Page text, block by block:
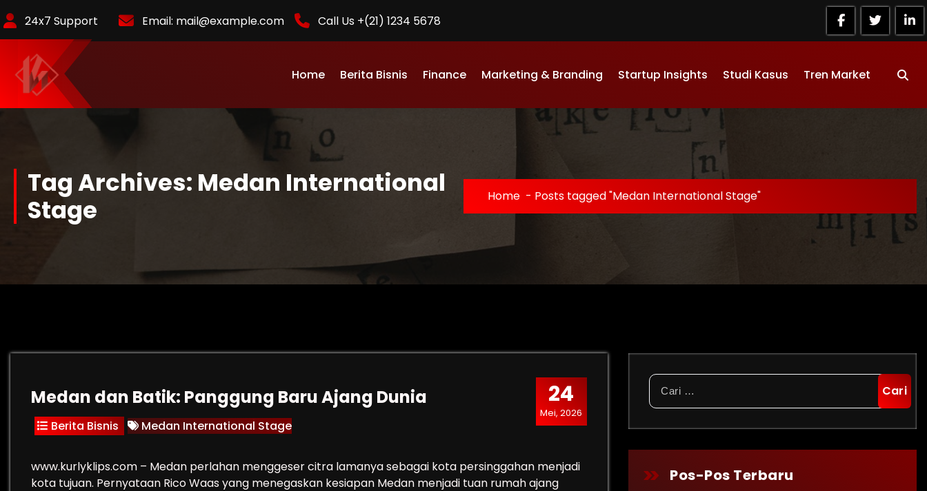
to
Content
24x7 Support Email: mail@example.com Call Us +(21) 1234 5678
KurlyKlips menyajikan informasi bisnis terbaru, strategi usaha,
Home Berita Bisnis Finance Marketing & Branding Startup Insights Studi Kasus Tren Market
Tag Archives: Medan International
Stage
Home - Posts tagged "Medan International Stage"
24
Mei, 2026
Medan dan Batik: Panggung Baru Ajang Dunia
Berita Bisnis Medan International Stage
www.kurlyklips.com – Medan perlahan menggeser citra lamanya sebagai kota persinggahan menjadi
kota tujuan. Pernyataan Rico Waas yang menegaskan kesiapan Medan menjadi tuan rumah ajang
Cari
untuk:
Pos-Pos Terbaru